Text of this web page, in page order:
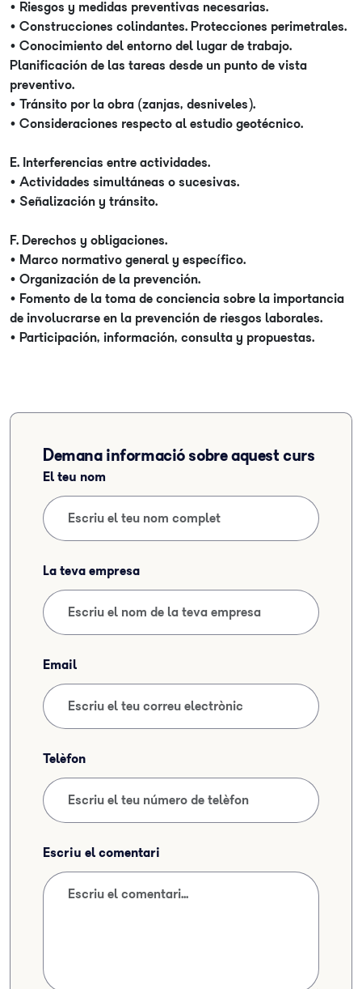
• Riesgos y medidas preventivas necesarias.
• Construcciones colindantes. Protecciones perimetrales.
• Conocimiento del entorno del lugar de trabajo.
Planificación de las tareas desde un punto de vista
preventivo.
• Tránsito por la obra (zanjas, desniveles).
• Consideraciones respecto al estudio geotécnico.
E. Interferencias entre actividades.
• Actividades simultáneas o sucesivas.
• Señalización y tránsito.
F. Derechos y obligaciones.
• Marco normativo general y específico.
• Organización de la prevención.
• Fomento de la toma de conciencia sobre la importancia
de involucrarse en la prevención de riesgos laborales.
• Participación, información, consulta y propuestas.
Demana informació sobre aquest curs
El teu nom
La teva empresa
Email
Telèfon
Escriu el comentari